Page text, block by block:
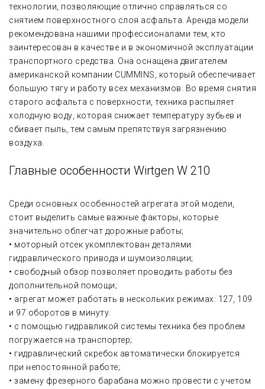
технологии, позволяющие отлично справляться со
снятием поверхностного слоя асфальта. Аренда модели
рекомендована нашими профессионалами тем, кто
заинтересован в качестве и в экономичной эксплуатации
транспортного средства. Она оснащена двигателем
американской компании CUMMINS, который обеспечивает
большую тягу и работу всех механизмов. Во время снятия
старого асфальта с поверхности, техника распыляет
холодную воду, которая снижает температуру зубьев и
сбивает пыль, тем самым препятствуя загрязнению
воздуха.
Главные особенности Wirtgen W 210
Среди основных особенностей агрегата этой модели,
стоит выделить самые важные факторы, которые
значительно облегчат дорожные работы;
• моторный отсек укомплектован деталями
гидравлического привода и шумоизоляции;
• свободный обзор позволяет проводить работы без
дополнительной помощи;
• агрегат может работать в нескольких режимах: 127, 109
и 97 оборотов в минуту.
• с помощью гидравликой системы техника без проблем
погружается на транспортер;
• гидравлический скребок автоматически блокируется
при непостоянной работе;
• замену фрезерного барабана можно провести с учетом